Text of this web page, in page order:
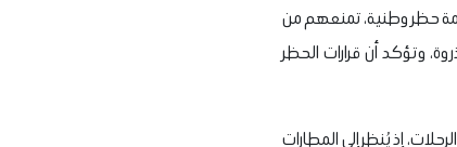
حظر وطنية، تمنعهم من
وتؤكد أن قرارات الحظر
إذ يُنظر إلى المطارات